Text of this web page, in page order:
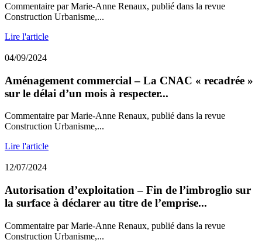
Commentaire par Marie-Anne Renaux, publié dans la revue
Construction Urbanisme,...
Lire l'article
04/09/2024
Aménagement commercial – La CNAC « recadrée »
sur le délai d’un mois à respecter...
Commentaire par Marie-Anne Renaux, publié dans la revue
Construction Urbanisme,...
Lire l'article
12/07/2024
Autorisation d’exploitation – Fin de l’imbroglio sur
la surface à déclarer au titre de l’emprise...
Commentaire par Marie-Anne Renaux, publié dans la revue
Construction Urbanisme,...